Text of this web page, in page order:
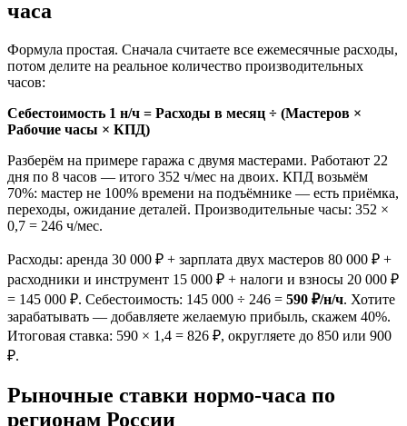
часа
Формула простая. Сначала считаете все ежемесячные расходы,
потом делите на реальное количество производительных
часов:
Себестоимость 1 н/ч = Расходы в месяц ÷ (Мастеров ×
Рабочие часы × КПД)
Разберём на примере гаража с двумя мастерами. Работают 22
дня по 8 часов — итого 352 ч/мес на двоих. КПД возьмём
70%: мастер не 100% времени на подъёмнике — есть приёмка,
переходы, ожидание деталей. Производительные часы: 352 ×
0,7 = 246 ч/мес.
Расходы: аренда 30 000 ₽ + зарплата двух мастеров 80 000 ₽ +
расходники и инструмент 15 000 ₽ + налоги и взносы 20 000 ₽
= 145 000 ₽. Себестоимость: 145 000 ÷ 246 = 590 ₽/н/ч. Хотите
зарабатывать — добавляете желаемую прибыль, скажем 40%.
Итоговая ставка: 590 × 1,4 = 826 ₽, округляете до 850 или 900
₽.
Рыночные ставки нормо-часа по
регионам России